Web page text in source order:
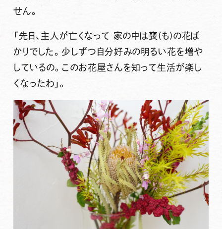
せん。
「先日、主人が亡くなって 家の中は喪(も)の花ば
かりでした。少しずつ自分好みの明るい花を増や
しているの。このお花屋さんを知って生活が楽し
くなったわ」。